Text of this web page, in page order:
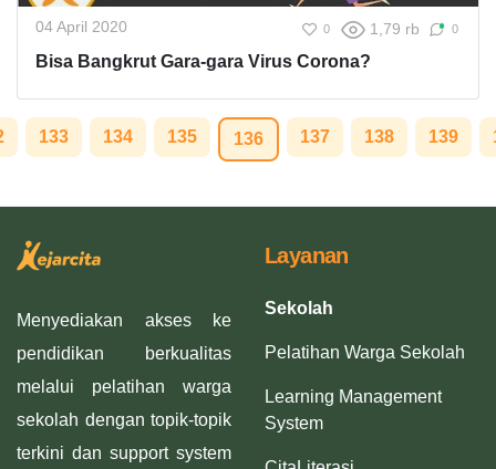
04 April 2020 0 1,79 rb 0
Bisa Bangkrut Gara-gara Virus Corona?
133 134 135 136 137 138 139
Menyediakan akses ke
pendidikan berkualitas
melalui pelatihan warga
sekolah dengan topik-topik
terkini dan support system
Layanan
Sekolah
Pelatihan Warga Sekolah
Learning Management
System